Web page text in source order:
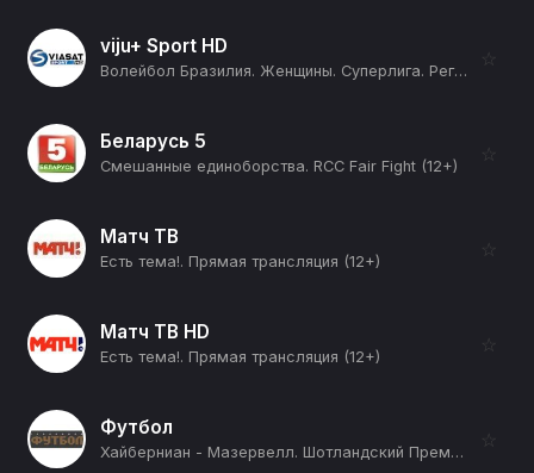
viju+ Sport HD
Волейбол Бразилия. Женщины. Суперлига. Регулярный сезон 2025/26. 20 тур. Батаво Маккензи - Бразилиа Волей (12+)
☆
Беларусь 5
Смешанные единоборства. RCC Fair Fight (12+)
☆
Матч ТВ
Есть тема!. Прямая трансляция (12+)
☆
Матч ТВ HD
Есть тема!. Прямая трансляция (12+)
☆
Футбол
Хайберниан - Мазервелл. Шотландский Премьершип. Сезон 26/27 (12+)
☆